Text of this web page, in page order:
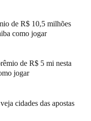
de R$ 10,5 milhões
como jogar
de R$ 5 mi nesta
jogar
cidades das apostas